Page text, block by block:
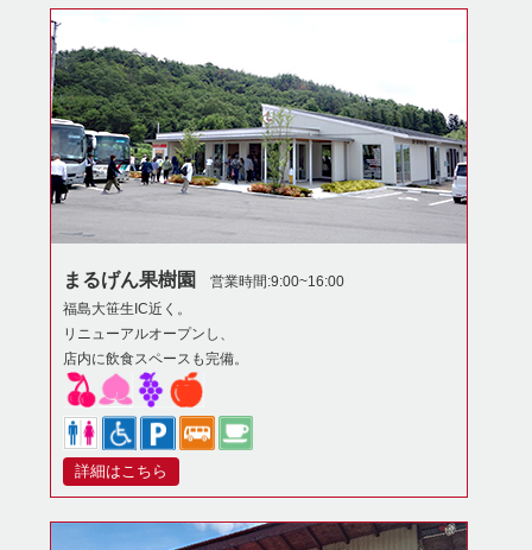
まるげん果樹園
営業時間:9:00~16:00
福島大笹生IC近く。
リニューアルオープンし、
店内に飲食スペースも完備。
詳細はこちら